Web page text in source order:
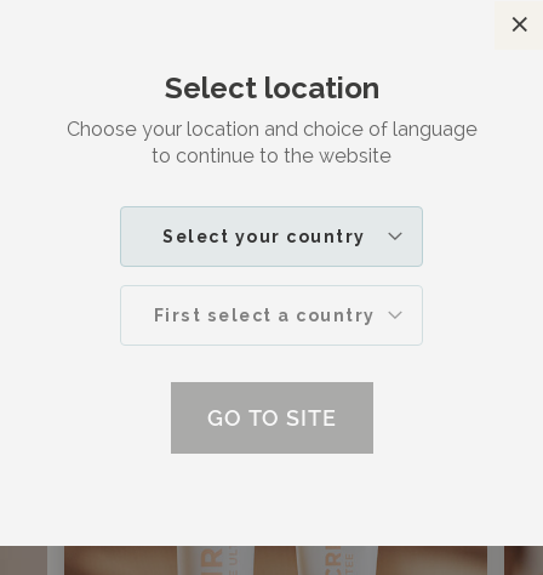
Select location
Choose your location and choice of language
to continue to the website
Select your country
First select a country
GO TO SITE